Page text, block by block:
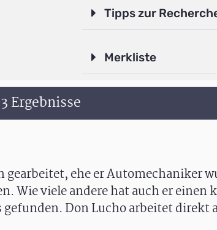
Tipps zur
Merkliste
3 Ergebnisse
ehe er Automechaniker
Wie viele andere hat auch er einen
Don Lucho arbeitet direkt